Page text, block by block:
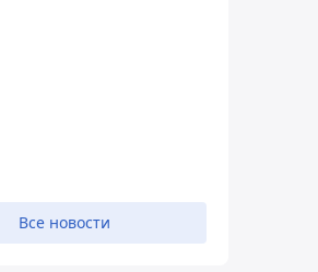
Все новости